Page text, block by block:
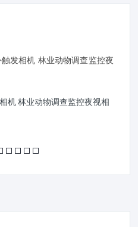
机 林业动物调查监控夜视相